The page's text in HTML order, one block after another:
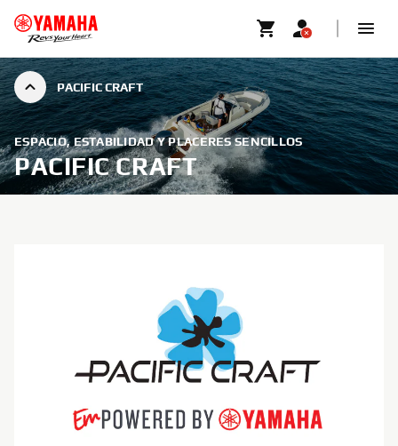
PACIFIC CRAFT
ESPACIO, ESTABILIDAD Y PLACERES SENCILLOS
PACIFIC CRAFT